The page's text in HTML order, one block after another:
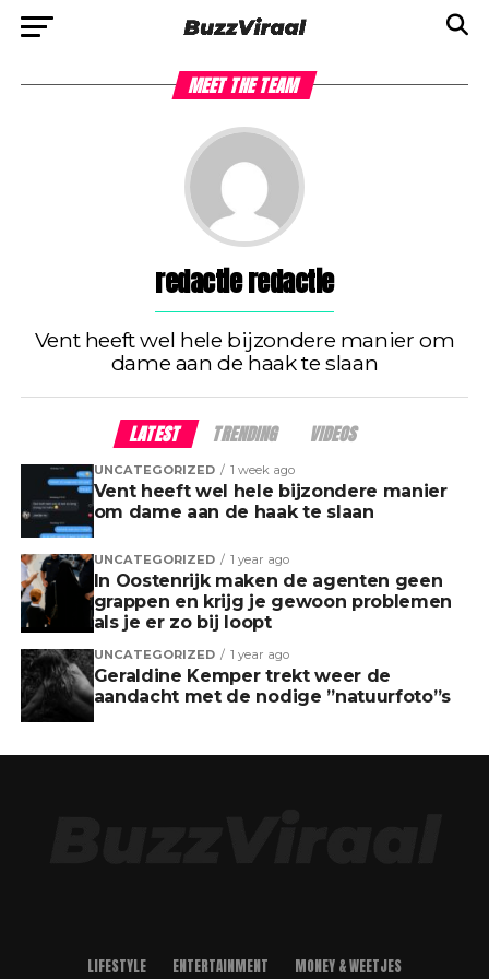
MEET THE TEAM
redactie redactie
Vent heeft wel hele bijzondere manier om
dame aan de haak te slaan
LATEST TRENDING VIDEOS
UNCATEGORIZED 1 week ago
Vent heeft wel hele bijzondere manier
om dame aan de haak te slaan
UNCATEGORIZED 1 year ago
In Oostenrijk maken de agenten geen
grappen en krijg je gewoon problemen
als je er zo bij loopt
UNCATEGORIZED 1 year ago
Geraldine Kemper trekt weer de
aandacht met de nodige ”natuurfoto”s
LIFESTYLE ENTERTAINMENT MONEY & WEETJES